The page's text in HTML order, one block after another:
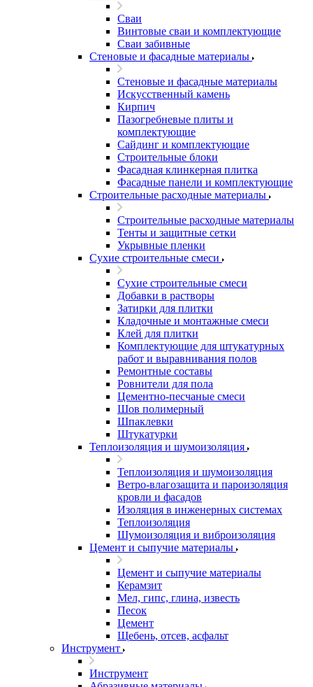
Сваи
Винтовые сваи и комплектующие
Сваи забивные
Стеновые и фасадные материалы
Стеновые и фасадные материалы
Искусственный камень
Кирпич
Пазогребневые плиты и
комплектующие
Сайдинг и комплектующие
Строительные блоки
Фасадная клинкерная плитка
Фасадные панели и комплектующие
Строительные расходные материалы
Строительные расходные материалы
Тенты и защитные сетки
Укрывные пленки
Сухие строительные смеси
Сухие строительные смеси
Добавки в растворы
Затирки для плитки
Кладочные и монтажные смеси
Клей для плитки
Комплектующие для штукатурных
работ и выравнивания полов
Ремонтные составы
Ровнители для пола
Цементно-песчаные смеси
Шов полимерный
Шпаклевки
Штукатурки
Теплоизоляция и шумоизоляция
Теплоизоляция и шумоизоляция
Ветро-влагозащита и пароизоляция
кровли и фасадов
Изоляция в инженерных системах
Теплоизоляция
Шумоизоляция и виброизоляция
Цемент и сыпучие материалы
Цемент и сыпучие материалы
Керамзит
Мел, гипс, глина, известь
Песок
Цемент
Щебень, отсев, асфальт
Инструмент
Инструмент